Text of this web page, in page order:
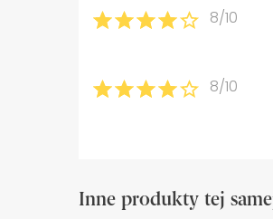
8/10
8/10
Inne produkty tej